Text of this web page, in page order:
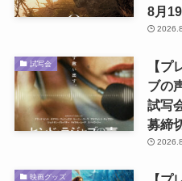
8月19
試写会
【プ
ブの
試写
募締
映画グッズ